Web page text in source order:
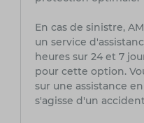
En cas de sinistre,
un service
heures sur 24 et 7
pour cette option.
sur une assistance
s'agisse d'un